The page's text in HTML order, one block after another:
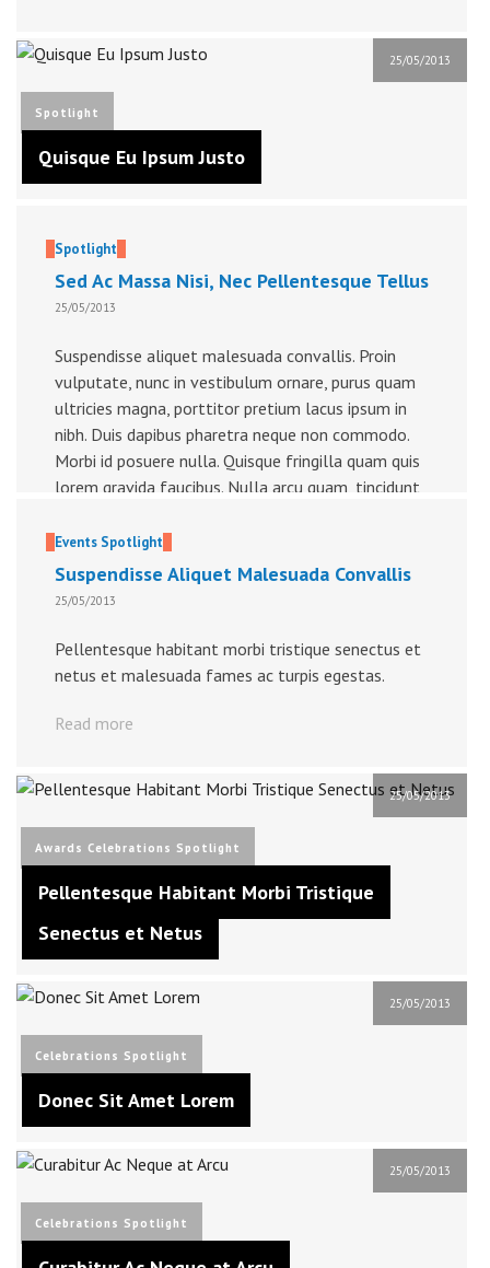
25/05/2013
Spotlight
Quisque Eu Ipsum Justo
Spotlight
Sed Ac Massa Nisi, Nec Pellentesque Tellus
25/05/2013
Suspendisse aliquet malesuada convallis. Proin
vulputate, nunc in vestibulum ornare, purus quam
ultricies magna, porttitor pretium lacus ipsum in
nibh. Duis dapibus pharetra neque non commodo.
Morbi id posuere nulla. Quisque fringilla quam quis
lorem gravida faucibus. Nulla arcu quam, tincidunt
pulvinar enim. Quisque at tempor ligula. […]
Read more
Events Spotlight
Suspendisse Aliquet Malesuada Convallis
25/05/2013
Pellentesque habitant morbi tristique senectus et
netus et malesuada fames ac turpis egestas.
Read more
25/05/2013
Awards Celebrations Spotlight
Pellentesque Habitant Morbi Tristique
Senectus et Netus
25/05/2013
Celebrations Spotlight
Donec Sit Amet Lorem
25/05/2013
Celebrations Spotlight